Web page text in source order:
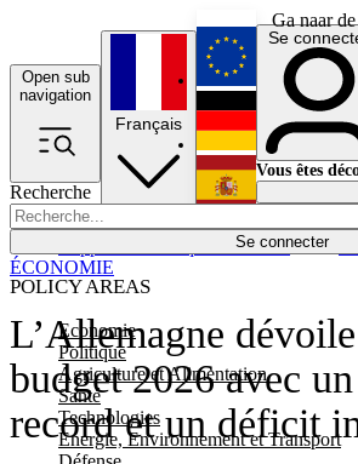
Ga naar
Open sub
navigation
Recherche
Se connecter
POLICY AREAS
Economie
Politique
Agriculture et Alimentation
Santé
Technologies
Energie, Environnement et Transport
Économie
Français
English
Deutsch
Español
Se
Vous êtes
L’Allemagne
budget 2026 avec
record et un déficit
ÉCONOMIE